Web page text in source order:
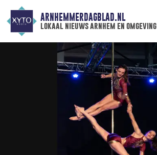
ARNHEMMERDAGBLAD.NL
lokaal nieuws arnhem en omgeving